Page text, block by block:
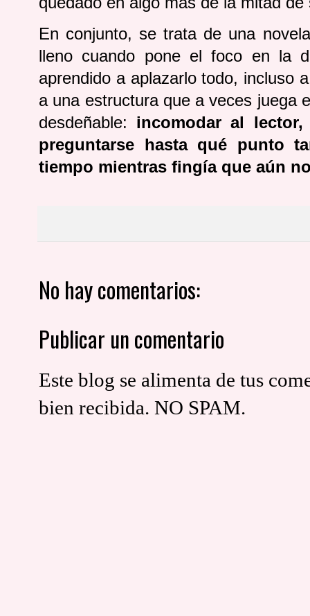
En conjunto, se trata de una
lleno cuando pone el foco en la
aprendido a aplazarlo todo, incluso
a una estructura que a veces juega
desdeñable: incomodar al
preguntarse hasta qué punto
tiempo mientras fingía que aún
No hay comentarios:
Publicar un comentario
Este blog se alimenta de tus
bien recibida. NO SPAM.